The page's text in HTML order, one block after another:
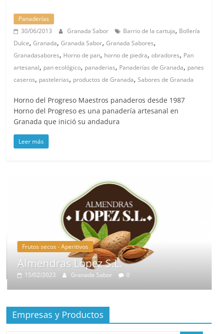
Panaderías
30/06/2013
Granada Sabor Barrio de la cartuja, Bollería
Dulce,Granada,Granada Sabor,Granada Sabores,
Granadasabores, Horno de pan, horno de piedra,obradores, Pan
artesanal, pan ecológico, panaderias, Panaderías de Granada, panes
caseros, pastelerias, productos de Granada,Sabores de Granada
Horno del Progreso Maestros panaderos desde 1987
Horno del Progreso es una panadería artesanal en
Granada que inició su andadura
Leer más
Frutos secos - Aperitivos
Almendras Lopez S.L.
15/02/2023 Granada Sabor 0
Empresas y Productos